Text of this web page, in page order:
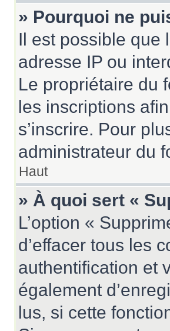
» Pourquoi ne
Il est possible que
adresse IP ou
Le propriétaire du
les inscriptions
s’inscrire. Pour
administrateur du
Haut
» À quoi sert «
L’option «
d’effacer tous les
authentification et
également
lus, si cette